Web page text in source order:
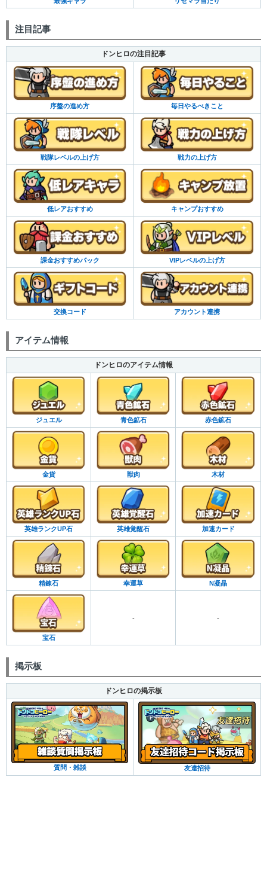
注目記事
ドンヒロの注目記事
序盤の進め方 毎日やるべきこと
戦隊レベルの上げ方 戦力の上げ方
低レアおすすめ キャンプおすすめ
課金おすすめパック VIPレベルの上げ方
交換コード アカウント連携
アイテム情報
ドンヒロのアイテム情報
ジュエル 青色鉱石 赤色鉱石
金貨 獣肉 木材
英雄ランクUP石 英雄覚醒石 加速カード
精錬石 幸運草 N凝晶
宝石
- -
掲示板
ドンヒロの掲示板
質問・雑談 友達招待